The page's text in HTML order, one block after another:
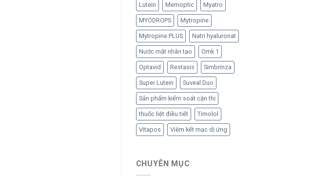
Lutein Memoptic Myatro
MYODROPS Mytropine
Mytropine PLUS Natri hyaluronat
Nước mắt nhân tạo Omk 1
Optavid Restasis Simbrinza
Super Lutein Suveal Duo
Sản phẩm kiểm soát cận thị
thuốc liệt điều tiết Timolol
Vitapos Viêm kết mạc dị ứng
CHUYÊN MỤC